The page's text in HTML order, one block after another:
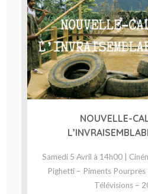
NOUVELLE-
Samedi 5 Avril à 14h00 |
Pighetti – Piments
Télévisions –